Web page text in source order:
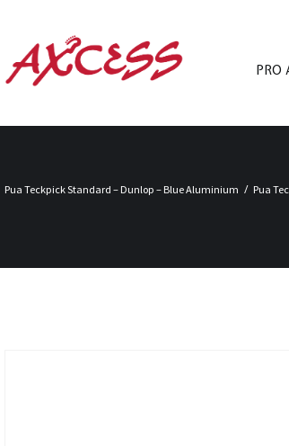
PRO
Pua Teckpick Standard – Dunlop – Blue Aluminium Pua